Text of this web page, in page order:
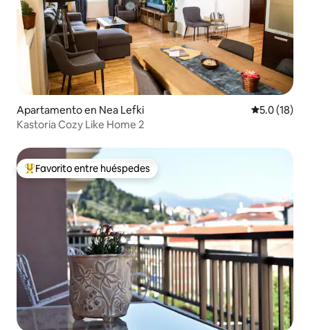
Apartamento en Nea Lefki Calificación
5.0 (18)
Kastoria Cozy Like Home 2
Favorito entre huéspedes preferido
Favorito entre huéspedes